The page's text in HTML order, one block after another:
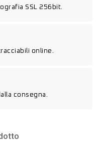
SSL 256bit.
online.
consegna.